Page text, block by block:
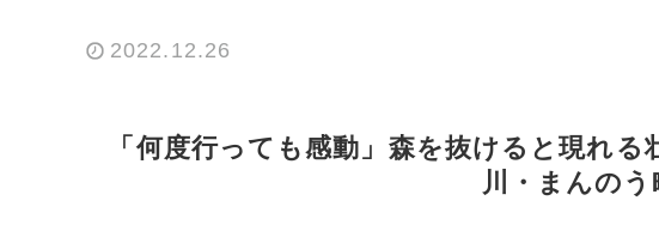
2022.12.26
「何度行っても感動」森を抜けると現れ
川・まんのう